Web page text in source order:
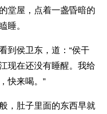
堂屋，点着一盏昏暗的
睡。
侯卫东，道：“侯干
现在还没有睡醒。我给
快来喝。”
肚子里面的东西早就